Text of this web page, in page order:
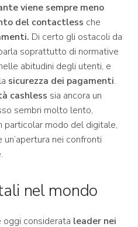
viene sempre meno
del contactless che
Di certo gli ostacoli da
soprattutto di normative
abitudini degli utenti, e
sicurezza dei pagamenti.
cashless sia ancora un
sembri molto lento,
particolar modo del digitale,
nei confronti
nel mondo
oggi considerata leader nei